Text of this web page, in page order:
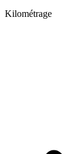
Kilométrage